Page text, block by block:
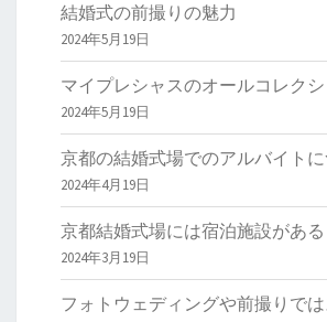
結婚式の前撮りの魅力
2024年5月19日
マイプレシャスのオールコレク
2024年5月19日
京都の結婚式場でのアルバイト
2024年4月19日
京都結婚式場には宿泊施設がある
2024年3月19日
フォトウェディングや前撮りで